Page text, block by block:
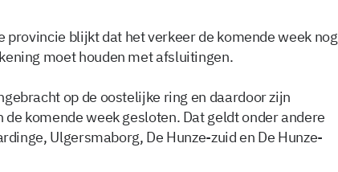
provincie blijkt dat het verkeer de komende week nog
moet houden met afsluitingen.
op de oostelijke ring en daardoor zijn
komende week gesloten. Dat geldt onder andere
Ulgersmaborg, De Hunze-zuid en De Hunze-